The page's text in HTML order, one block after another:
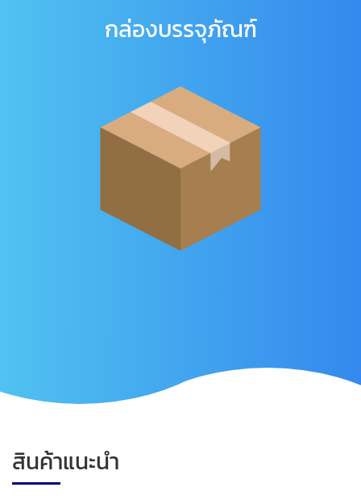
กล่องบรรจุภัณฑ์
สินค้าแนะนำ